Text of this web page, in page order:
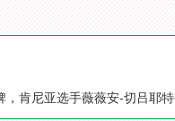
肯尼亚选手薇薇安-切吕耶特